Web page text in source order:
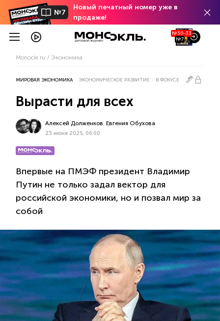
№7
Новый печатный номер уже в
продаже!
№30-33
№7
Monocle.ru Экономика
МИРОВАЯ ЭКОНОМИКА ЭКОНОМИЧЕСКОЕ РАЗВИТИЕ В ФОКУСЕ
Вырасти для всех
Алексей Долженков Евгения Обухова
23 июня 2025, 06:00
Впервые на ПМЭФ президент Владимир
Путин не только задал вектор для
российской экономики, но и позвал мир за
собой